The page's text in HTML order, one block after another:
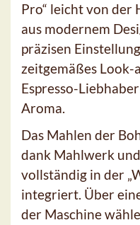
Pro“ leicht von der
aus modernem
präzisen
zeitgemäßes
Espresso-
Aroma.
Das Mahlen der
dank Mahlwerk
vollständig in der
integriert. Über
der Maschine